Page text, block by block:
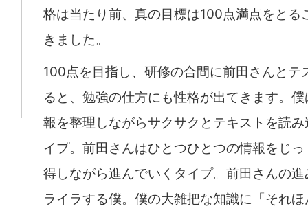
格は当たり前、真の目標は100点満点をとる
きました。
100点を目指し、研修の合間に前田さんとテ
ると、勉強の仕方にも性格が出てきます。
報を整理しながらサクサクとテキストを読
イプ。前田さんはひとつひとつの情報をじ
得しながら進んでいくタイプ。前田さんの
ライラする僕。僕の大雑把な知識に「それ